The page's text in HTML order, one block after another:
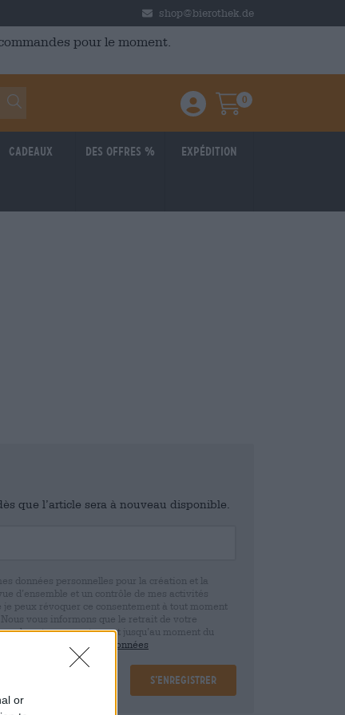
or
shop@bierothek.de
pour le moment.
Einloggen / Anmelden
Warenkorb
0
Cadeaux Des offres % Expédition
que l’article sera à nouveau disponible.
données personnelles pour la création et la
d’ensemble et un contrôle de mes activités
peux révoquer ce consentement à tout moment
vous informons que le retrait de votre
de votre consentement jusqu’au moment du
de protection des données
S’enregistrer